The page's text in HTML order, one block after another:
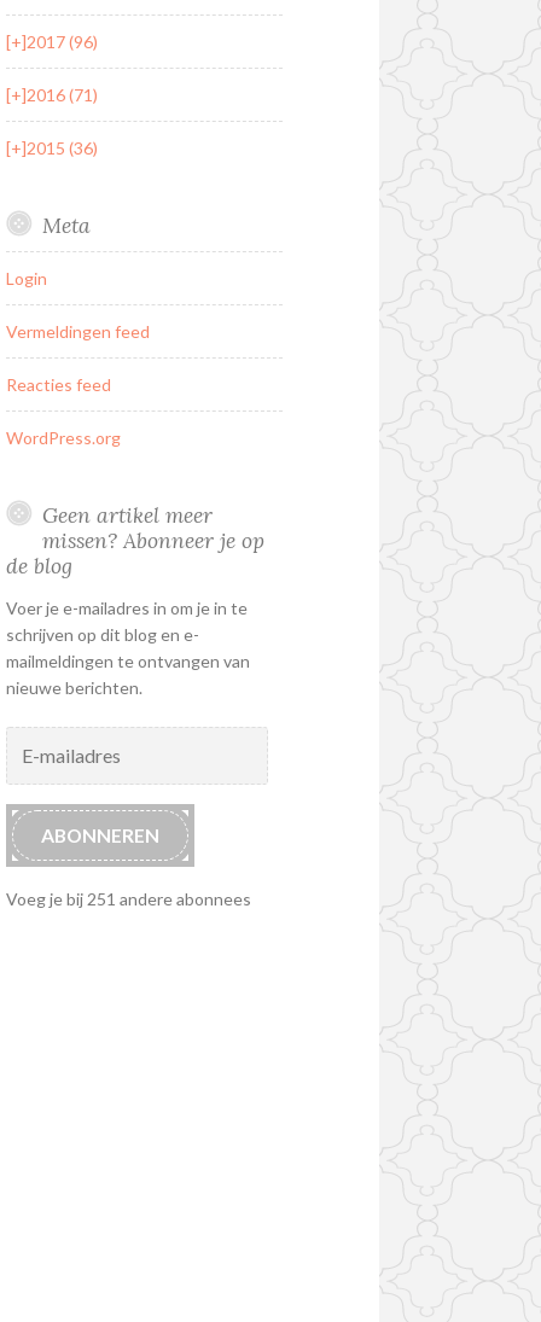
[+]2017 (96)
[+]2016 (71)
[+]2015 (36)
Meta
Login
Vermeldingen feed
Reacties feed
WordPress.org
Geen artikel meer
missen? Abonneer je op
de blog
Voer je e-mailadres in om je in te
schrijven op dit blog en e-
mailmeldingen te ontvangen van
nieuwe berichten.
mailadres
ABONNEREN
Voeg je bij 251 andere abonnees